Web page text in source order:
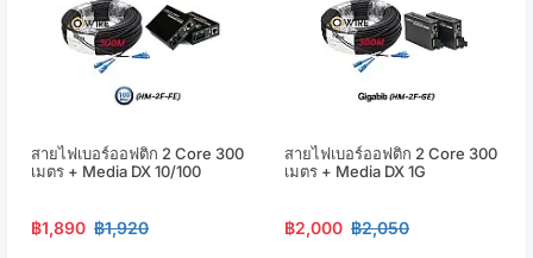
สายไฟเบอร์ออฟติก 2 Core 300
เมตร + Media DX 10/100
฿1,890 ฿1,920
สายไฟเบอร์ออฟติก 2 Core 300
เมตร + Media DX 1G
฿2,000 ฿2,050